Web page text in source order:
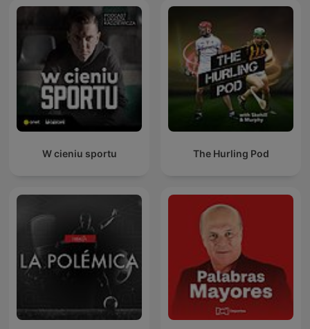
W cieniu sportu The Hurling Pod